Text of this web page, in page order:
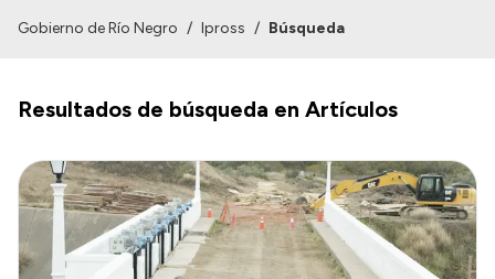
¿Qué es IPROSS?
Autoridades
Delegaciones
Consultorios Propios
Presentación CV
Gobierno de Río Negro / Ipross / Búsqueda
Resultados de búsqueda en Artículos